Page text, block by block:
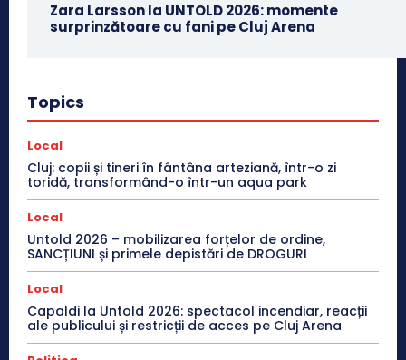
Zara Larsson la UNTOLD 2026: momente
surprinzătoare cu fani pe Cluj Arena
Topics
Local
Cluj: copii și tineri în fântâna arteziană, într-o zi
toridă, transformând-o într-un aqua park
Local
Untold 2026 – mobilizarea forțelor de ordine,
SANCȚIUNI și primele depistări de DROGURI
Local
Capaldi la Untold 2026: spectacol incendiar, reacții
ale publicului și restricții de acces pe Cluj Arena